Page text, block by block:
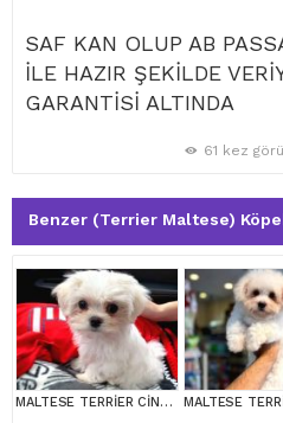
SAF KAN OLUP AB
İLE HAZIR ŞEKİLDE
GARANTİSİ ALTINDA
61 kez
Benzer (Terrier Maltese)
MALTESE TERRİER CİNSİ YAVRULAR